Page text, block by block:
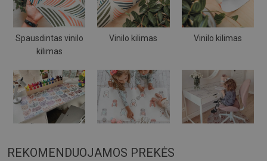
Spausdintas vinilo
kilimas
Vinilo kilimas Vinilo kilimas
REKOMENDUOJAMOS PREKĖS